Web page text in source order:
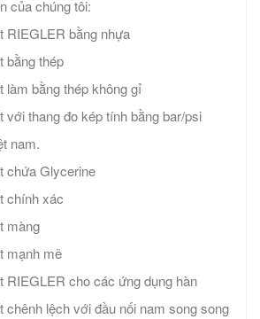
của chúng tôi:
RIEGLER bằng nhựa
bằng thép
làm bằng thép không gỉ
với thang đo kép tính bằng bar/psi
nam.
chứa Glycerine
chính xác
màng
mạnh mẽ
RIEGLER cho các ứng dụng hàn
chênh lệch với đầu nối nam song song